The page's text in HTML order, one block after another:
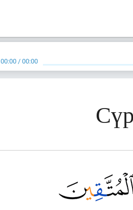
00:00 /00:00